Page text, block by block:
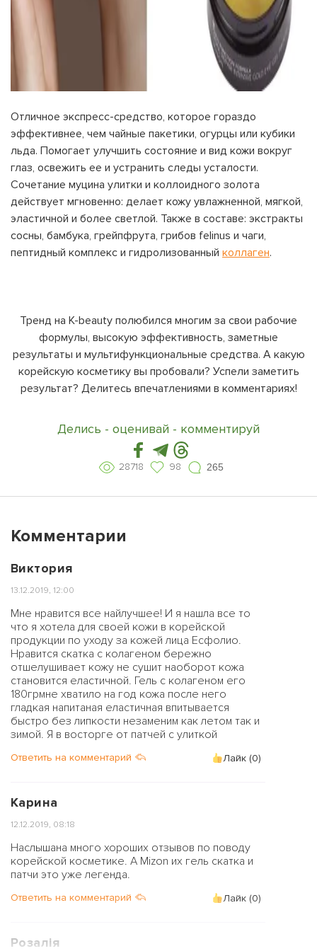
Отличное экспресс-средство, которое гораздо
эффективнее, чем чайные пакетики, огурцы или кубики
льда. Помогает улучшить состояние и вид кожи вокруг
глаз, освежить ее и устранить следы усталости.
Сочетание муцина улитки и коллоидного золота
действует мгновенно: делает кожу увлажненной, мягкой,
эластичной и более светлой. Также в составе: экстракты
сосны, бамбука, грейпфрута, грибов felinus и чаги,
пептидный комплекс и гидролизованный коллаген.
Тренд на K-beauty полюбился многим за свои рабочие
формулы, высокую эффективность, заметные
результаты и мультифункциональные средства. А какую
корейскую косметику вы пробовали? Успели заметить
результат? Делитесь впечатлениями в комментариях!
Делись - оценивай - комментируй
28718 98 265
Комментарии
Виктория
13.12.2019, 12:00
Мне нравится все найлучшее! И я нашла все то
что я хотела для своей кожи в корейской
продукции по уходу за кожей лица Есфолио.
Нравится скатка с колагеном бережно
отшелушивает кожу не сушит наоборот кожа
становится еластичной. Гель с колагеном его
180грмне хватило на год кожа после него
гладкая напитаная еластичная впитывается
быстро без липкости незаменим как летом так и
зимой. Я в восторге от патчей с улиткой
Лайк (0)
Ответить на комментарий
Карина
12.12.2019, 08:18
Наслышана много хороших отзывов по поводу
корейской косметике. А Mizon их гель скатка и
патчи это уже легенда.
Лайк (0)
Ответить на комментарий
Розалія